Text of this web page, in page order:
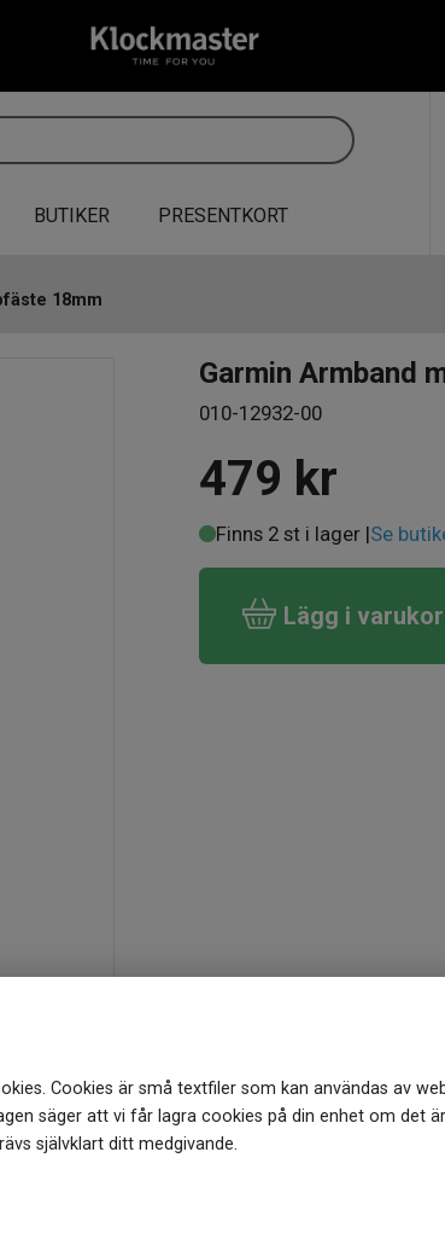
Cookies är små textfiler som kan användas av
säger att vi får lagra cookies på din enhet om det
självklart ditt medgivande.
BUTIKER PRESENTKORT
18mm
Garmin Armband
010-12932-00
479 kr
Finns 2 st i lager |Se
Lägg i
FRI FRAKT ÖVER 1000 KR